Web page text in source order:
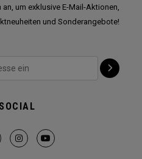
an, um exklusive E-Mail-Aktionen,
und Sonderangebote!